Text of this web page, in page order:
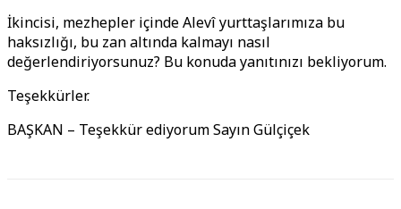
İkincisi, mezhepler içinde Alevî yurttaşlarımıza bu
haksızlığı, bu zan altında kalmayı nasıl
değerlendiriyorsunuz? Bu konuda yanıtınızı bekliyorum.
Teşekkürler.
BAŞKAN – Teşekkür ediyorum Sayın Gülçiçek